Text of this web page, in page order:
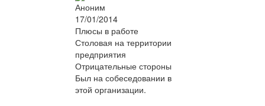
Аноним
17/01/2014
Плюсы в работе
Столовая на территории
предприятия
Отрицательные стороны
Был на собеседовании в
этой организации.